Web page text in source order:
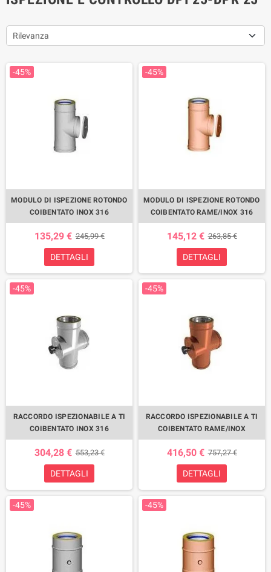
Rilevanza
-45%
MODULO DI ISPEZIONE ROTONDO
COIBENTATO INOX 316
135,29 € 245,99 €
DETTAGLI
-45%
MODULO DI ISPEZIONE ROTONDO
COIBENTATO RAME/INOX 316
145,12 € 263,85 €
DETTAGLI
-45%
RACCORDO ISPEZIONABILE A TI
COIBENTATO INOX 316
304,28 € 553,23 €
DETTAGLI
-45%
RACCORDO ISPEZIONABILE A TI
COIBENTATO RAME/INOX
416,50 € 757,27 €
DETTAGLI
-45% -45%